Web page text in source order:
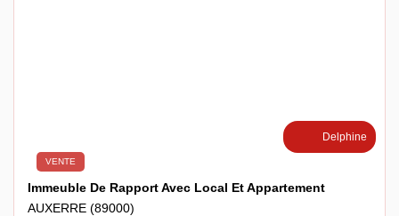
Delphine
VENTE
Immeuble De Rapport Avec Local Et Appartement
AUXERRE (89000)